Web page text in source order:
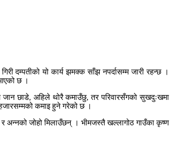
दम्पतीको यो कार्य झमक्क साँझ नपर्दासम्म जारी रहन्छ ।
छ ।
जान छाडे, अहिले थोरै कमाउँछु, तर परिवारसँगको सुखदुःखमा
कमाइ हुने गरेको छ ।
र अन्नको जोहो मिलाउँछन् । भीमजस्तै खल्लागोठ गाउँका कृष्ण